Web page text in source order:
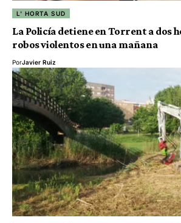
L' HORTA SUD
La Policía detiene en Torrent a dos
robos violentos en una mañana
PorJavier Ruiz